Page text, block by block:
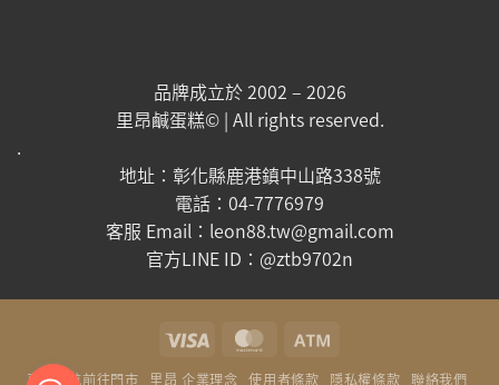
品牌成立於 2002 – 2026
里昂鹹蛋糕© | All rights reserved.
.
地址：彰化縣鹿港鎮中山路338號
電話：04-7776979
客服 Email：leon88.tw@gmail.com
官方LINE ID：@ztb9702n
Visa MasterCard
直接導航前往門市 里昂 企業理念 使用者條款 隱私權條款 聯絡我們